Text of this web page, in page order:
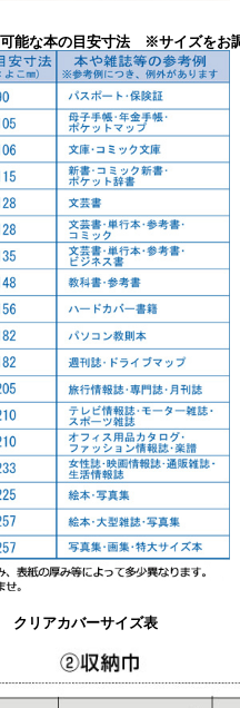
能な本の目安寸法 ※サイズをお
クリアカバーサイズ表